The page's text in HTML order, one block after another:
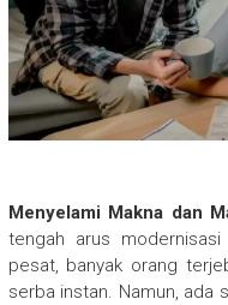
Menyelami Makna dan
tengah arus
pesat, banyak orang
serba instan. Namun, ada